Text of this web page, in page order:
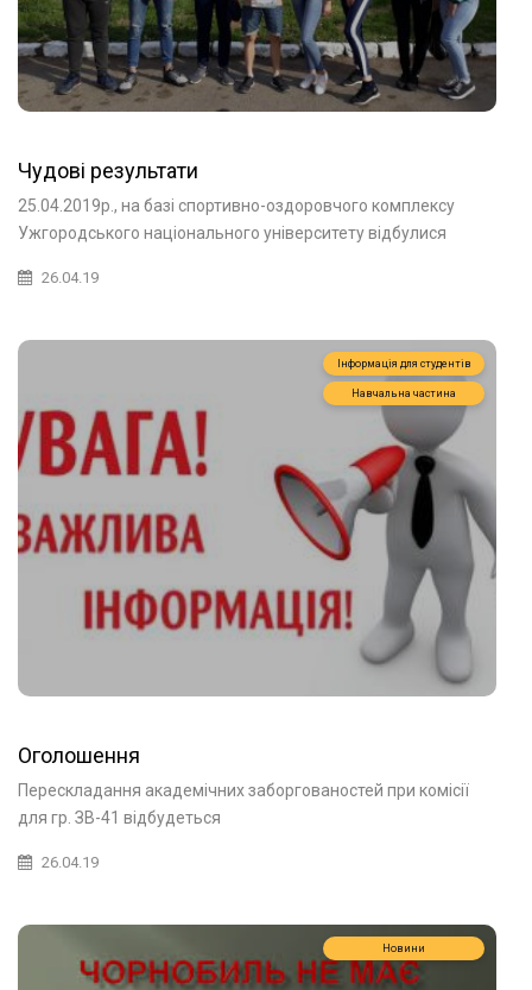
Чудові результати
25.04.2019р., на базі спортивно-оздоровчого комплексу
Ужгородського національного університету відбулися
26.04.19
Інформація для студентів
Навчальна частина
Оголошення
Перескладання академічних заборгованостей при комісії
для гр. ЗВ-41 відбудеться
26.04.19
Новини